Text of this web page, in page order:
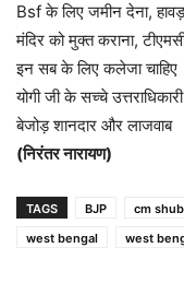
Bsf के लिए जमीन देना,
मंदिर को मुक्त कराना,
इन सब के लिए कलेजा चाहिए
योगी जी के सच्चे
बेजोड़ शानदार और लाजवाब
(निरंतर नारायण)
TAGS BJP cm
west bengal
west